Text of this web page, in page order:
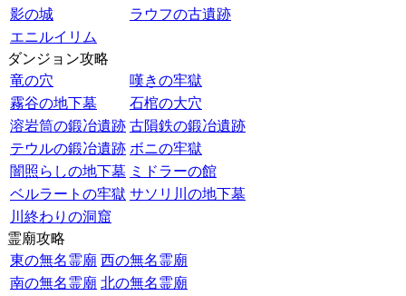
影の城
ラウフの古遺跡
エニルイリム
ダンジョン攻略
竜の穴
嘆きの牢獄
霧谷の地下墓
石棺の大穴
溶岩筒の鍛冶遺跡 古隕鉄の鍛冶遺跡
テウルの鍛冶遺跡 ボニの牢獄
闇照らしの地下墓 ミドラーの館
ベルラートの牢獄 サソリ川の地下墓
川終わりの洞窟
霊廟攻略
東の無名霊廟 西の無名霊廟
南の無名霊廟 北の無名霊廟